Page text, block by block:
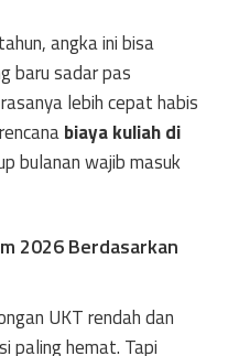
angka ini bisa
baru sadar pas
lebih cepat habis
biaya kuliah di
bulanan wajib masuk
2026 Berdasarkan
UKT rendah dan
paling hemat. Tapi